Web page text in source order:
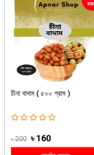
ছাড়
চীনা বাদাম ( ৫০০ গ্রাম )
৳ 200 ৳ 160